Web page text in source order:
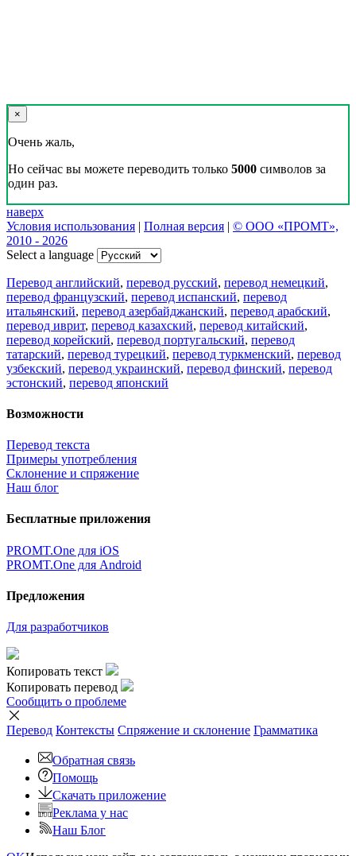
×
Очень жаль,
Но сейчас вы можете переводить только 5000 символов за
один раз.
наверх
Условия использования | Полная версия | © ООО «ПРОМТ»,
2010 - 2026
Select a language
Перевод английский, перевод русский, перевод немецкий,
перевод французский, перевод испанский, перевод
итальянский, перевод азербайджанский, перевод арабский,
перевод иврит, перевод казахский, перевод китайский,
перевод корейский, перевод португальский, перевод
татарский, перевод турецкий, перевод туркменский, перевод
узбекский, перевод украинский, перевод финский, перевод
эстонский, перевод японский
Возможности
Перевод текста
Примеры употребления
Склонение и спряжение
Наш блог
Бесплатные приложения
PROMT.One для iOS
PROMT.One для Android
Предложения
Для разработчиков
Копировать текст
Копировать перевод
Сообщить о проблеме
Перевод Контексты Спряжение и склонение Грамматика
Обратная связь
Помощь
Скачать приложение
Реклама у нас
Наш Блог